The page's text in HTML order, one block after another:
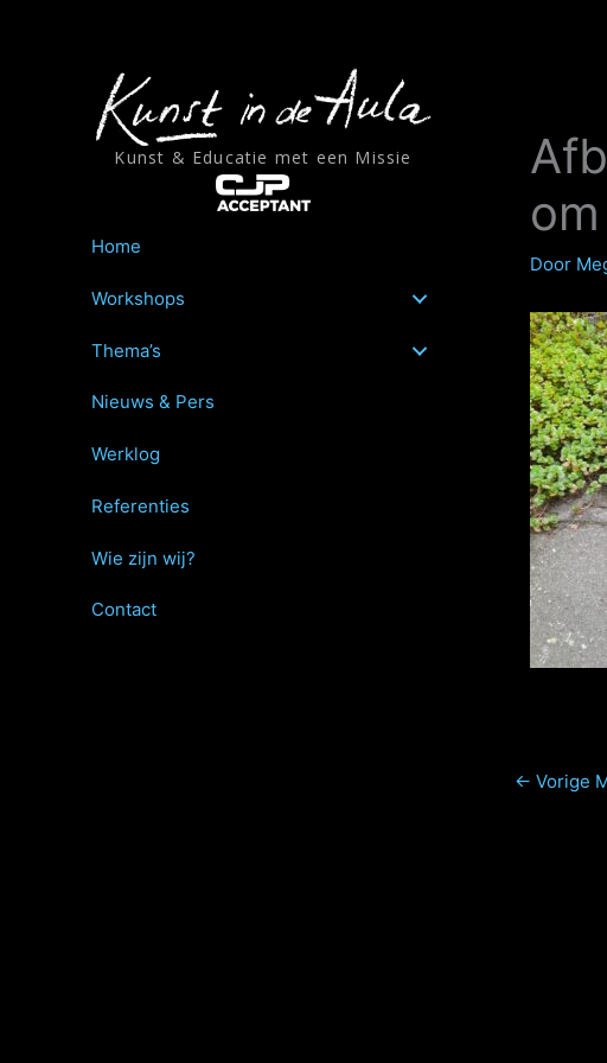
Kunst & Educatie met een Missie
Home
Workshops
Thema’s
Nieuws & Pers
Werklog
Referenties
Wie zijn wij?
Contact
Door
← Vorige